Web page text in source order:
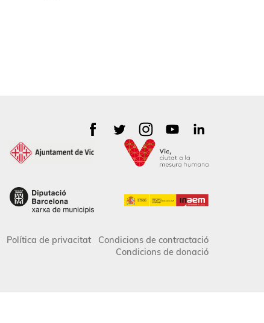
Política de privacitat
Condicions de contractació
Condicions de donació